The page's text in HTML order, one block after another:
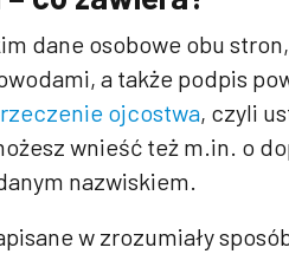
dane osobowe obu
a także podpis
ojcostwa, czyli
wnieść też m.in. o
nazwiskiem.
w zrozumiały